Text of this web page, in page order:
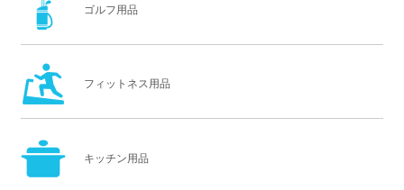
ゴルフ用品
フィットネス用品
キッチン用品